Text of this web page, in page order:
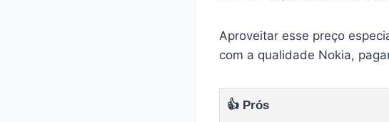
Aproveitar esse preço
com a qualidade Nokia,
👍 Prós